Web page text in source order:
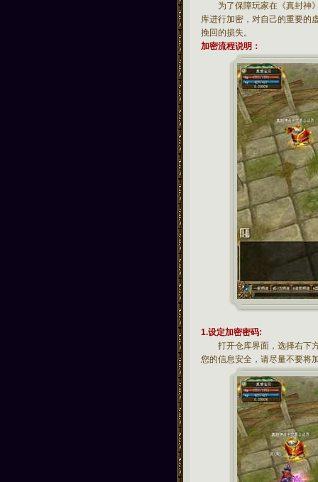
为了保障玩家在《真封神》
库进行加密，对自己的重要的
挽回的损失。
加密流程说明：
1.设定加密密码:
打开仓库界面，选择右下方
您的信息安全，请尽量不要将